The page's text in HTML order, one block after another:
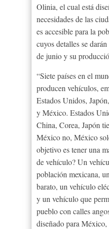
Olinia, el cual está
necesidades de las
es accesible para la
cuyos detalles se
de junio y su
“Siete países en el
producen vehículos,
Estados Unidos,
y México. Estados
China, Corea, Japón
México no, México
objetivo es tener una
de vehículo? Un
población mexicana,
barato, un vehículo
y un vehículo que
pueblo con calles
diseñado para México,